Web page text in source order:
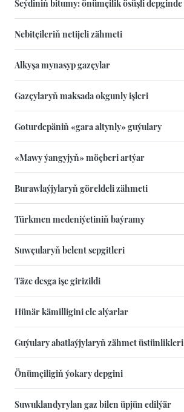
Seýdiniň bitumy: önümçilik ösüşli depginde
Nebitçileriň netijeli zähmeti
Alkyşa mynasyp gazçylar
Gazçylaryň maksada okgunly işleri
Goturdepäniň «gara altynly» guýulary
«Mawy ýangyjyň» möçberi artýar
Burawlaýjylaryň göreldeli zähmeti
Türkmen medeniýetiniň baýramy
Suwçularyň belent sepgitleri
Täze desga işe girizildi
Hünär kämilligini ele alýarlar
Guýulary abatlaýjylaryň zähmet üstünlikleri
Önümçiligiň ýokary depgini
Suwuklandyrylan gaz bilen üpjün edilýär